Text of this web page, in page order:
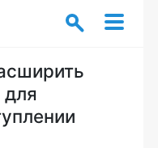
для